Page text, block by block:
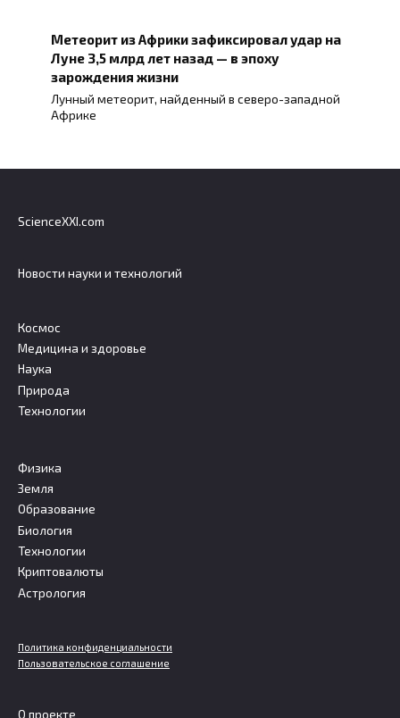
Метеорит из Африки зафиксировал удар на
Луне 3,5 млрд лет назад — в эпоху
зарождения жизни
Лунный метеорит, найденный в северо-западной
Африке
ScienceXXI.com
Новости науки и технологий
Космос
Медицина и здоровье
Наука
Природа
Технологии
Физика
Земля
Образование
Биология
Технологии
Криптовалюты
Астрология
Политика конфиденциальности
Пользовательское соглашение
О проекте